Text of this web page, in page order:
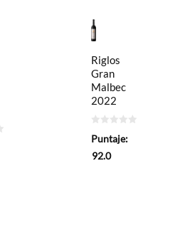
Riglos
Gran
Malbec
2022
de
Puntaje:
92.0